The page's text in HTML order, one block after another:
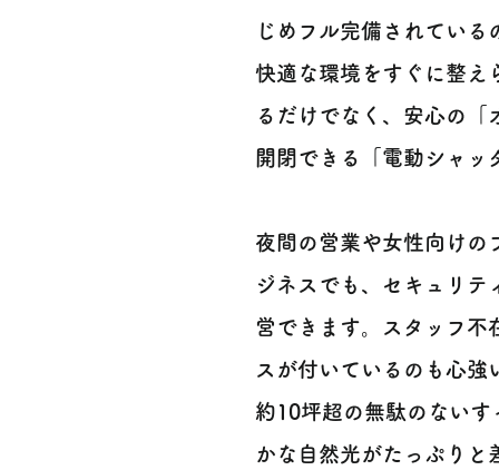
じめフル完備されてい
快適な環境をすぐに整え
るだけでなく、安心の
開閉できる「電動シャッ
夜間の営業や女性向けの
ジネスでも、セキュリ
営できます。スタッフ不
スが付いているのも心強
約10坪超の無駄のない
かな自然光がたっぷりと